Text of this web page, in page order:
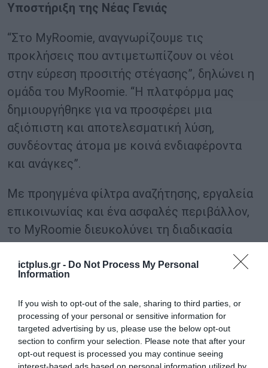
ictplus.gr - Do Not Process My Personal
Information
If you wish to opt-out of the sale, sharing to third parties, or
processing of your personal or sensitive information for
targeted advertising by us, please use the below opt-out
section to confirm your selection. Please note that after your
opt-out request is processed you may continue seeing
interest-based ads based on personal information utilized by
Υποστήριξη της Νέας Γενιάς
“Στο MyRoomie, αναγνωρίζουμε τις
προκλήσεις που αντιμετωπίζουν οι νέοι
στην εύρεση προσιτής στέγασης”, δηλώνει η
ομάδα του MyRoomie. “Η πλατφόρμα μας
δημιουργήθηκε για να προσφέρει μια
αξιόπιστη και αποτελεσματική λύση,
συνδέοντας άτομα με κοινά ενδιαφέροντα
και ανάγκες”.
Με προηγμένα φίλτρα αναζήτησης, εργαλεία
επικοινωνίας και ένα ασφαλές περιβάλλον,
το MyRoomie διευκολύνει τη διαδικασία
κατοικίας, ενώ το σύστημα AI και Machine
απογειώσει την εμπειρία χρήσης. Η
πλατφόρμα ανταποκρίνεται στις σύγχρονες
απαιτήσεις, προωθώντας την κοινότητα και
την αλληλεγγύη μεταξύ των χρηστών της.